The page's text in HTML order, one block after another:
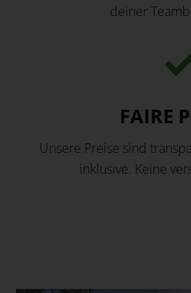
deiner
FAIRE
Unsere Preise sind
inklusive. Keine